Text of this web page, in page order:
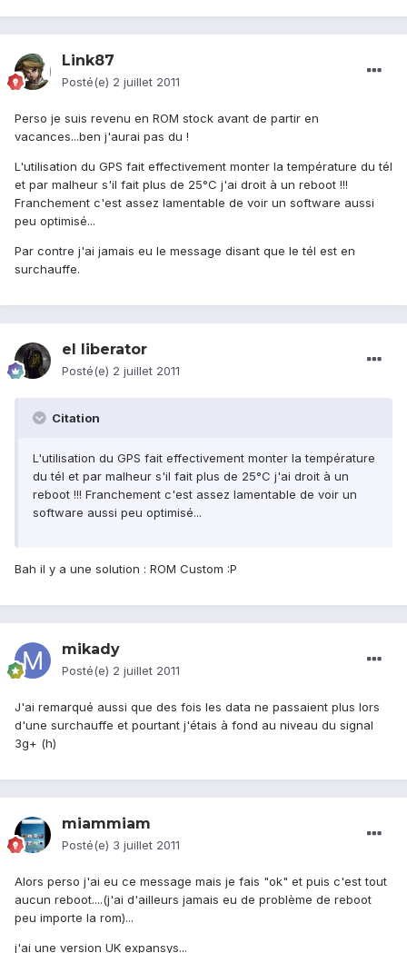
Link87
Posté(e) 2 juillet 2011
Perso je suis revenu en ROM stock avant de partir en
vacances...ben j'aurai pas du !
L'utilisation du GPS fait effectivement monter la température du tél
et par malheur s'il fait plus de 25°C j'ai droit à un reboot !!!
Franchement c'est assez lamentable de voir un software aussi
peu optimisé...
Par contre j'ai jamais eu le message disant que le tél est en
surchauffe.
el liberator
Posté(e) 2 juillet 2011
Citation
L'utilisation du GPS fait effectivement monter la température
du tél et par malheur s'il fait plus de 25°C j'ai droit à un
reboot !!! Franchement c'est assez lamentable de voir un
software aussi peu optimisé...
Bah il y a une solution : ROM Custom :P
mikady
Posté(e) 2 juillet 2011
J'ai remarqué aussi que des fois les data ne passaient plus lors
d'une surchauffe et pourtant j'étais à fond au niveau du signal
3g+ (h)
miammiam
Posté(e) 3 juillet 2011
Alors perso j'ai eu ce message mais je fais "ok" et puis c'est tout
aucun reboot....(j'ai d'ailleurs jamais eu de problème de reboot
peu importe la rom)...
j'ai une version UK expansys...